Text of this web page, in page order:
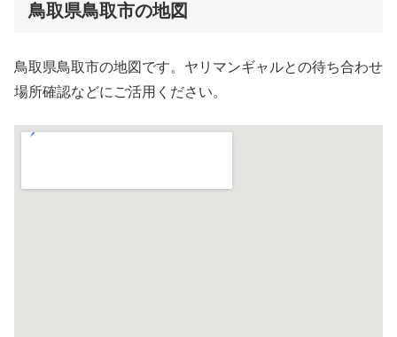
鳥取県鳥取市の地図
鳥取県鳥取市の地図です。ヤリマンギャルとの待ち合わせ
場所確認などにご活用ください。